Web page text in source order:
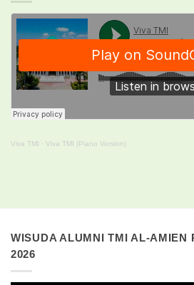
Viva TMI · Viva TMI (Piano Version)
WISUDA ALUMNI TMI AL-AMIEN
2026